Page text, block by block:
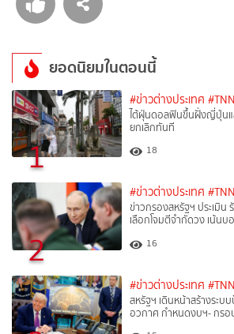
ยอดนิยมในตอนนี้
1
#ข่าวต่างประเทศ
ไต้ฝุ่นดอลฟินขึ้นฝั่งญี่ปุ่นแ
ยกเลิกทันที
18
2
#ข่าวต่างประเทศ
ข่าวกรองสหรัฐฯ ประเมิน
เลือกโจมตีจำกัดวง เน้น
16
#ข่าวต่างประเทศ
สหรัฐฯ เดินหน้าสร้างระ
อวกาศ กำหนดงบฯ- กรอ